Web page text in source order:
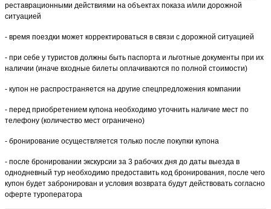
реставрационными действиями на объектах показа и/или дорожной
ситуацией
- время поездки может корректироваться в связи с дорожной ситуацией
- при себе у туристов должны быть паспорта и льготные документы при их
наличии (иначе входные билеты оплачиваются по полной стоимости)
- купон не распространяется на другие спецпредложения компании
- перед приобретением купона необходимо уточнить наличие мест по
телефону (количество мест ограничено)
- бронирование осуществляется только после покупки купона
- после бронировании экскурсии за 3 рабочих дня до даты выезда в
однодневный тур необходимо предоставить код бронирования, после чего
купон будет забронирован и условия возврата будут действовать согласно
оферте туроператора